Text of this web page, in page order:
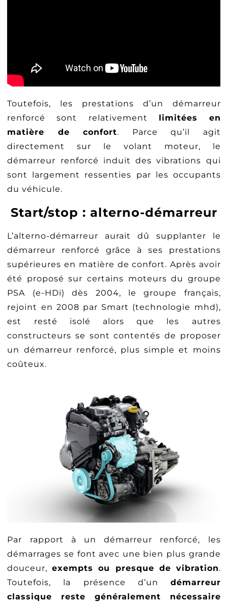
Toutefois, les prestations d’un démarreur
renforcé sont relativement limitées en
matière de confort. Parce qu’il agit
directement sur le volant moteur, le
démarreur renforcé induit des vibrations qui
sont largement ressenties par les occupants
du véhicule.
Start/stop : alterno-démarreur
L’alterno-démarreur aurait dû supplanter le
démarreur renforcé grâce à ses prestations
supérieures en matière de confort. Après avoir
été proposé sur certains moteurs du groupe
PSA (e-HDi) dès 2004, le groupe français,
rejoint en 2008 par Smart (technologie mhd),
est resté isolé alors que les autres
constructeurs se sont contentés de proposer
un démarreur renforcé, plus simple et moins
coûteux.
Par rapport à un démarreur renforcé, les
démarrages se font avec une bien plus grande
douceur,exempts ou presque de vibration.
Toutefois, la présence d’un démarreur
classique reste généralement nécessaire